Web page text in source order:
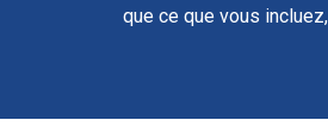
que ce que vous